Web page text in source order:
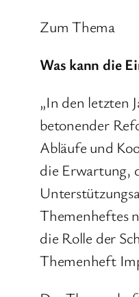
Zum Thema
Was kann die
„In den letzten
betonender
Abläufe und
die Erwartung,
Themenheftes
die Rolle der
Themenheft